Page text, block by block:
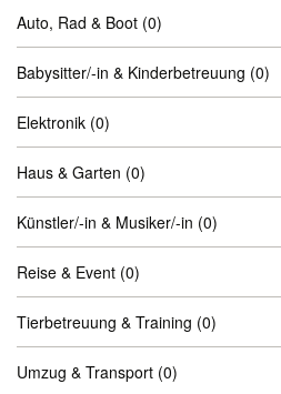
Auto, Rad & Boot (0)
Babysitter/-in & Kinderbetreuung (0)
Elektronik (0)
Haus & Garten (0)
Künstler/-in & Musiker/-in (0)
Reise & Event (0)
Tierbetreuung & Training (0)
Umzug & Transport (0)